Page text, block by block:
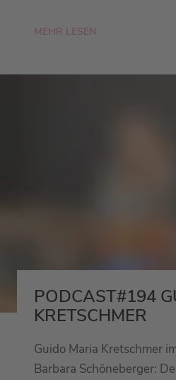
MEHR LESEN
PODCAST#194
KRETSCHMER
Guido Maria Kretschmer
Barbara Schöneberger: